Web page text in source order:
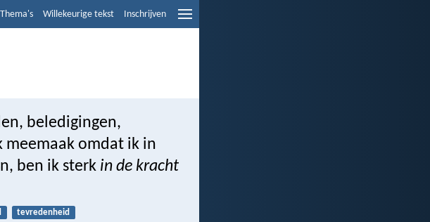
Thema's Willekeurige tekst Inschrijven
beledigingen,
omdat ik in
ben ik sterk in de kracht
tevredenheid